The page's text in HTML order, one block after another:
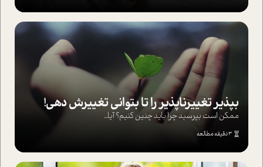
بپذير تغييرناپذير را تا بتواني تغييرش دهي!‏
ممکن است بپرسيد چرا بايد چنين کنيم؟ آيا...
3 دقیقه مطالعه